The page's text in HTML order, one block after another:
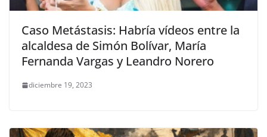
Caso Metástasis: Habría vídeos entre la
alcaldesa de Simón Bolívar, María
Fernanda Vargas y Leandro Norero
diciembre 19, 2023